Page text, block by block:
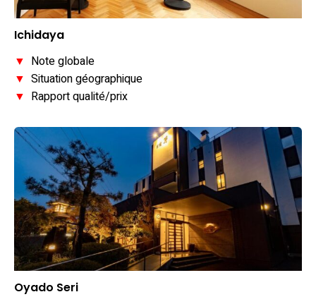
Ichidaya
▼ Note globale
▼ Situation géographique
▼ Rapport qualité/prix
Oyado Seri